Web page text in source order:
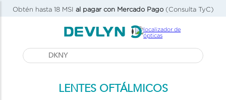
Obtén hasta 18 MSI al pagar con Mercado Pago(Consulta TyC)
Buscar...
LENTES OFTÁLMICOS